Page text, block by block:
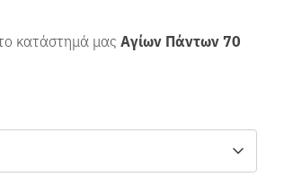
κατάστημά μαςΑγίων Πάντων 70